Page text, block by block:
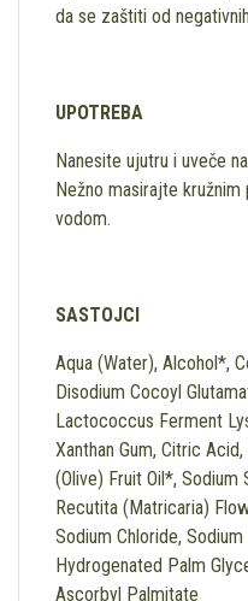
da se zaštiti od
UPOTREBA
Nanesite ujutru i uveče
Nežno masirajte
vodom.
SASTOJCI
Aqua (Water), Alcohol*,
Disodium Cocoyl
Lactococcus Ferment
Xanthan Gum, Citric
(Olive) Fruit Oil*, Sodium
Recutita (Matricaria)
Sodium Chloride,
Hydrogenated Palm
Ascorbyl Palmitate